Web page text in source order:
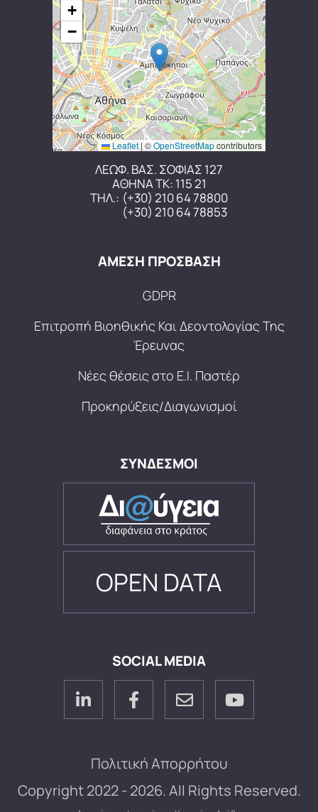
+
−
Leaflet|©OpenStreetMapcontributors
ΛΕΩΦ. ΒΑΣ. ΣΟΦΙΑΣ 127
ΑΘΗΝΑ ΤΚ: 115 21
ΤΗΛ.: (+30) 210 64 78800
(+30) 210 64 78853
ΑΜΕΣΗ ΠΡΟΣΒΑΣΗ
GDPR
Επιτροπή Βιοηθικής Και Δεοντολογίας Της
Έρευνας
Νέες θέσεις στο Ε.Ι. Παστέρ
Προκηρύξεις/Διαγωνισμοί
ΣΥΝΔΕΣΜΟΙ
OPEN DATA
SOCIAL MEDIA
Copyright 2022 - 2026. All Rights Reserved.
Πολιτική Απορρήτου